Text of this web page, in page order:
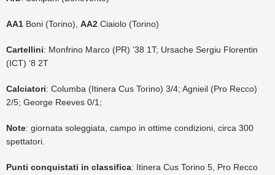
AA1 Boni (Torino), AA2 Ciaiolo (Torino)
Cartellini: Monfrino Marco (PR) ’38 1T; Ursache Sergiu Florentin
(ICT) ‘8 2T
Calciatori: Columba (Itinera Cus Torino) 3/4; Agnieil (Pro Recco)
2/5; George Reeves 0/1;
Note: giornata soleggiata, campo in ottime condizioni, circa 300
spettatori.
Punti conquistati in classifica: Itinera Cus Torino 5, Pro Recco